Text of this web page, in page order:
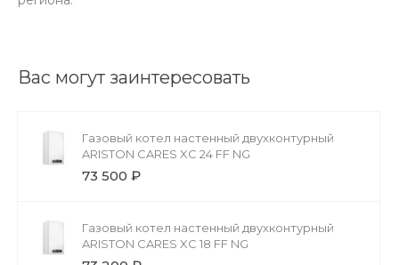
Вас могут заинтересовать
Газовый котел настенный двухконтурный
ARISTON CARES XС 24 FF NG
73 500 ₽
Газовый котел настенный двухконтурный
ARISTON CARES XС 18 FF NG